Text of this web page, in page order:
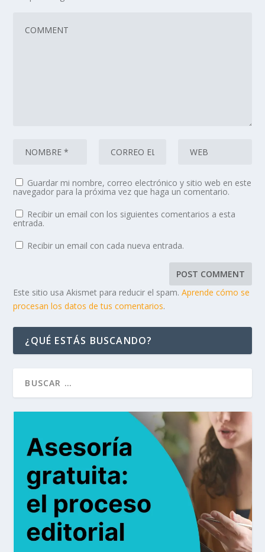
Guardar mi nombre, correo electrónico y sitio web en este
navegador para la próxima vez que haga un comentario.
Recibir un email con los siguientes comentarios a esta
entrada.
Recibir un email con cada nueva entrada.
Este sitio usa Akismet para reducir el spam.Aprende cómo se
procesan los datos de tus comentarios.
¿QUÉ ESTÁS BUSCANDO?